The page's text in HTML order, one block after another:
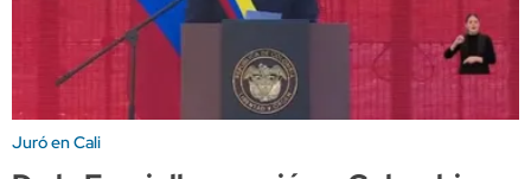
Juró en Cali